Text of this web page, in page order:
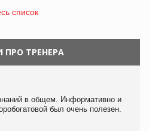
список
ПРО ТРЕНЕРА
в общем. Информативно и
был очень полезен.